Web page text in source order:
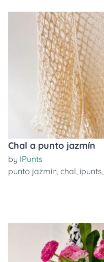
Chal a punto jazmín
by IPunts
punto jazmin, chal, ipunts,